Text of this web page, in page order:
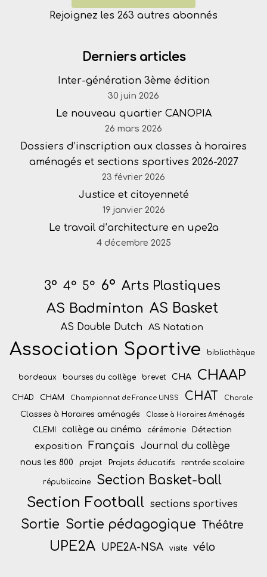
Rejoignez les 263 autres abonnés
Derniers articles
Inter-génération 3ème édition
30 juin 2026
Le nouveau quartier CANOPIA
26 mars 2026
Dossiers d’inscription aux classes à horaires
aménagés et sections sportives 2026-2027
23 février 2026
Justice et citoyenneté
19 janvier 2026
Le travail d’architecture en upe2a
4 décembre 2025
3° 4° 5° 6° Arts Plastiques
AS Badminton AS Basket
AS Double Dutch AS Natation
Association Sportive bibliothèque
bordeaux bourses du collège brevet CHA CHAAP
CHAD CHAM Championnat de France UNSS CHAT Chorale
Classes à Horaires aménagés Classe à Horaires Aménagés
CLEMI collège au cinéma cérémonie Détection
exposition Français Journal du collège
nous les 800 projet Projets éducatifs rentrée scolaire
républicaine Section Basket-ball
Section Football sections sportives
Sortie Sortie pédagogique Théâtre
UPE2A UPE2A-NSA visite vélo